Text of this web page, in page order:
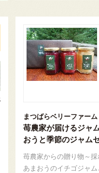
まつばらベリーファーム
苺農家が届けるジャ
おうと季節のジャム
苺農家からの贈り物～
あまおうのイチゴジャ